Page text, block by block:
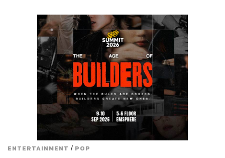
ENTERTAINMENT / POP